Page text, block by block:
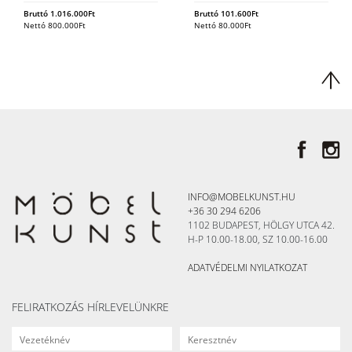
Bruttó 1.016.000Ft
Nettó 800.000Ft
Bruttó 101.600Ft
Nettó80.000Ft
INFO@MOBELKUNST.HU
+36 30 294 6206
1102 BUDAPEST, HÖLGY UTCA 42.
H-P 10.00-18.00, SZ 10.00-16.00
ADATVÉDELMI NYILATKOZAT
FELIRATKOZÁS HÍRLEVELÜNKRE